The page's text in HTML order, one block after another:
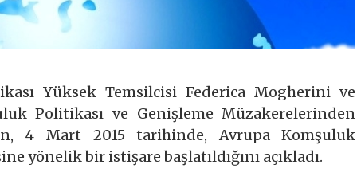
Yüksek Temsilcisi Federica Mogherini ve
Politikası ve Genişleme Müzakerelerinden
4 Mart 2015 tarihinde, Avrupa Komşuluk
yönelik bir istişare başlatıldığını açıkladı.